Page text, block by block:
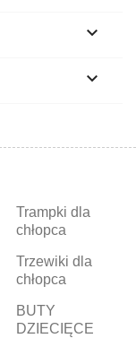


Trampki dla
chłopca
Trzewiki dla
chłopca
BUTY
DZIECIĘCE